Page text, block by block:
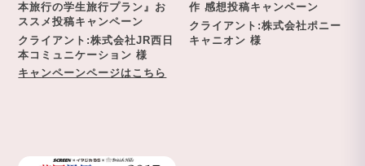
本旅行の学生旅行プラン』お
ススメ投稿キャンペーン
クライアント:株式会社JR西日
本コミュニケーション 様
キャンペーンページはこちら
作 感想投稿キャンペーン
クライアント:株式会社ポニー
キャニオン 様